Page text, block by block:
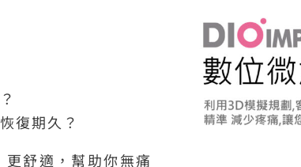
復期久？
舒適，幫助你無痛